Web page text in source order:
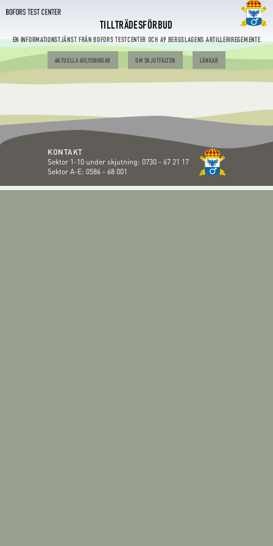
TILLTRÄDESFÖRBUD
EN INFORMATIONSTJÄNST FRÅN BOFORS TESTCENTER OCH A9 BERGSLAGENS ARTILLERIREGEMENTE
AKTUELLA AVLYSNINGAR OM SKJUTFÄLTEN LÄNKAR
KONTAKT
Sektor 1-10 under skjutning: 0730 - 67 21 17
Sektor A-E: 0586 - 68 001